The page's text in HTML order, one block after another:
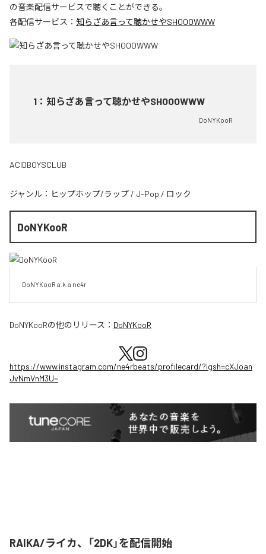
の音楽配信サービスで聴くことができる。
各配信サービス： 知らざあ言って聴かせやSHOOOWWW
1 ： 知らざあ言って聴かせやSHOOOWWW
DoNYKooR
ACIDBOYSCLUB
ジャンル： ヒップホップ/ラップ / J-Pop / ロック
DoNYKooR
DoNYKooR a.k.a ne4r
DoNYKooRの他のリリース： DoNYKooR
https://www.instagram.com/ne4rbeats/profilecard/?igsh=cXJoan
JvNmVnM3U=
RAIKA/ライカ、「2DK」を配信開始